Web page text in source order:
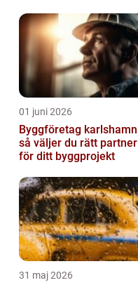
01 juni 2026
Byggföretag karlshamn
så väljer du rätt partner
för ditt byggprojekt
31 maj 2026